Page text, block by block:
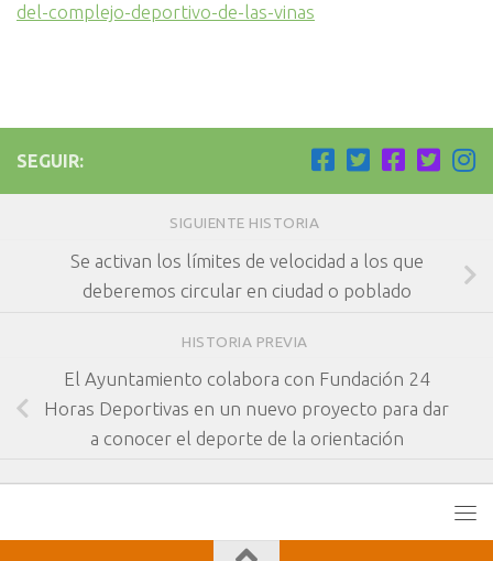
del-complejo-deportivo-de-las-vinas
SEGUIR:
SIGUIENTE HISTORIA
Se activan los límites de velocidad a los que
deberemos circular en ciudad o poblado
HISTORIA PREVIA
El Ayuntamiento colabora con Fundación 24
Horas Deportivas en un nuevo proyecto para dar
a conocer el deporte de la orientación